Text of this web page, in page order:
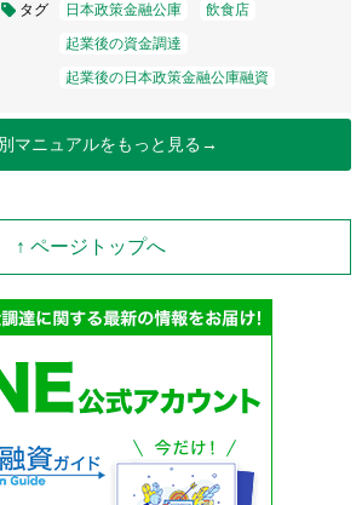
タグ 日本政策金融公庫
飲食店
起業後の資金調達
起業後の日本政策金融公庫融資
マニュアルをもっと見る→
↑ ページトップへ